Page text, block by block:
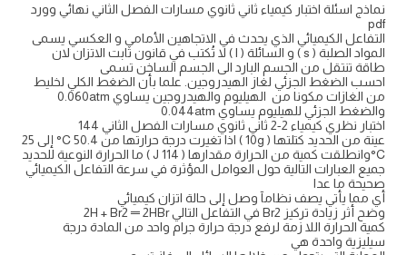
نماذج اسئلة اختبار كيمياء ثاني ثانوي مسارات الفصل الثاني نهائي وورد
pdf
التفاعل الكيميائي الذي يحدث في الاتجاهين الأمامي و العكسي يسمى
المواد الصلبة ( s ) و السائلة ( l ) لا تُكتب في قانون ثابت الاتزان لان
طاقة تنتقل من الجسم البارد الى الجسم الساخن تسمى
احسب الضغط الجزئي لغاز الهيدروجين. علما بأن الضغط الكلي لخليط
من الغازات مكونا من الهيليوم والهيدروجين يساوي 0.060atm
والضغط الجزئي للهيليوم يساوي 0.044atm
اختبار نظري كيمياء 2-2 ثاني ثانوي مسارات الفصل الثاني 144
عينة من الحديد كتلتها ( 10g ) اذا تغيرت درجة حرارتها من 50.4 C° إلى 25
C°وانطلقت كمية من الحرارة مقدارها ( 114 J ) ما الحرارة النوعية للحديد
جميع العبارات التالية حول العوامل المؤثرة في سرعة التفاعل الكيميائي
صحيحة ما عدا
أي مما يأتي يصف نظامآ وصل إلى حالة اتزان كيميائي
وضح أثر زيادة تركيز Br2 في التفاعل التالي 2H + Br2 ═ 2HBr
كمية الحرارة اللا زمة لرفع درجة حرارة جرام واحد من المادة درجة
سيليزية واحدة هي